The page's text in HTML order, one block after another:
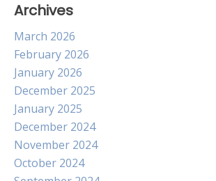
Archives
March 2026
February 2026
January 2026
December 2025
January 2025
December 2024
November 2024
October 2024